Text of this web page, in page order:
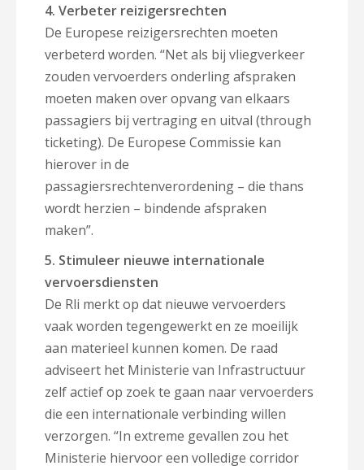
4. Verbeter reizigersrechten
De Europese reizigersrechten moeten
verbeterd worden. “Net als bij vliegverkeer
zouden vervoerders onderling afspraken
moeten maken over opvang van elkaars
passagiers bij vertraging en uitval (through
ticketing). De Europese Commissie kan
hierover in de
passagiersrechtenverordening – die thans
wordt herzien – bindende afspraken
maken”.
5. Stimuleer nieuwe internationale
vervoersdiensten
De Rli merkt op dat nieuwe vervoerders
vaak worden tegengewerkt en ze moeilijk
aan materieel kunnen komen. De raad
adviseert het Ministerie van Infrastructuur
zelf actief op zoek te gaan naar vervoerders
die een internationale verbinding willen
verzorgen. “In extreme gevallen zou het
Ministerie hiervoor een volledige corridor